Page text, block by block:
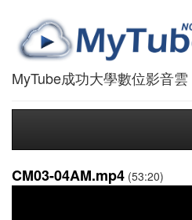
MyTube成功大學數位影音雲
CM03-04AM.mp4 (53:20)